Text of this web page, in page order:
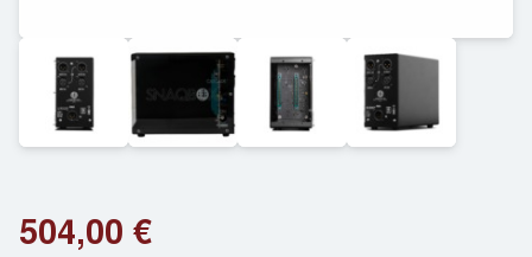
504,00 €